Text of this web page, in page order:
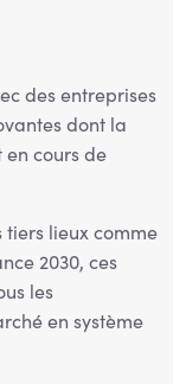
des entreprises
dont la
cours de
lieux comme
2030, ces
les
en système